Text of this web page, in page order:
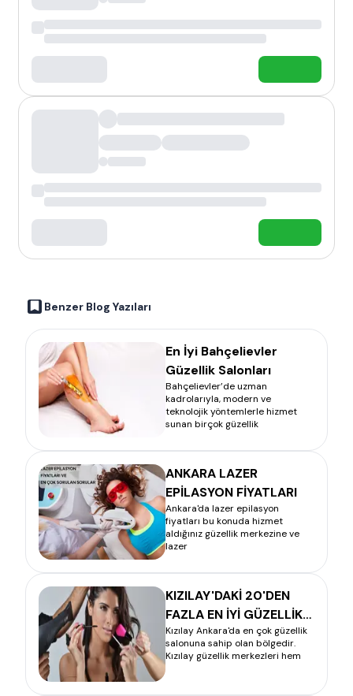
Benzer Blog Yazıları
En İyi Bahçelievler
Güzellik Salonları
Bahçelievler’de uzman
kadrolarıyla, modern ve
teknolojik yöntemlerle hizmet
sunan birçok güzellik
ANKARA LAZER
EPİLASYON FİYATLARI
Ankara'da lazer epilasyon
fiyatları bu konuda hizmet
aldığınız güzellik merkezine ve
lazer
KIZILAY'DAKİ 20'DEN
FAZLA EN İYİ GÜZELLİK
SALONUNU SİZİN İÇİN
ARAŞTIRDIK
Kızılay Ankara'da en çok güzellik
salonuna sahip olan bölgedir.
Kızılay güzellik merkezleri hem